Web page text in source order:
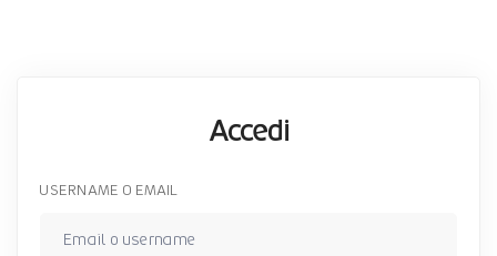
Accedi
USERNAME O EMAIL